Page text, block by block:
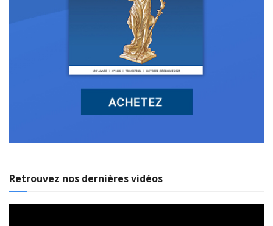
Retrouvez nos dernières vidéos